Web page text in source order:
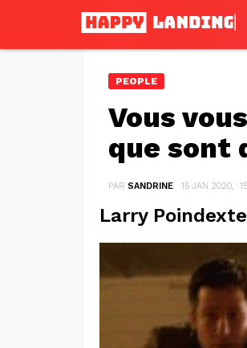
PEOPLE
Vous
que sont
PAR SANDRINE 15 JAN 2020, ·
Larry